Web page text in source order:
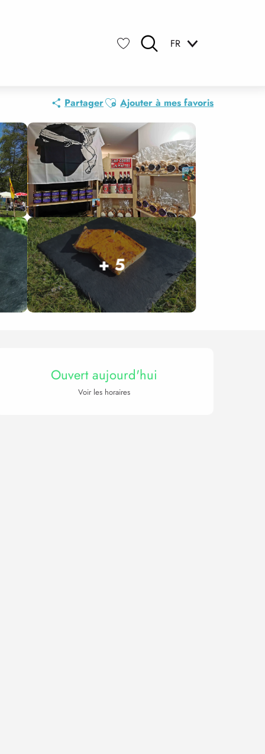
FR
PartagerAjouter aux favoris
Ajouter à mes favoris
+ 5
Ouverture et
Ouvert aujourd'hui
Voir les horaires